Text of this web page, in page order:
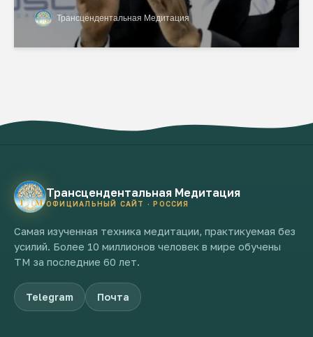
Трансцендентальная Медитация
Трансцендентальная Медитация
ОФИЦИАЛЬНЫЙ САЙТ · РОССИЯ
Самая изученная техника медитации, практикуемая без
усилий. Более 10 миллионов человек в мире обучены
ТМ за последние 60 лет.
Telegram Почта